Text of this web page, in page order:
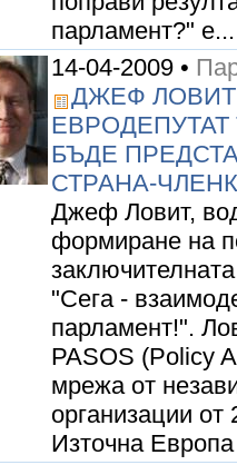
парламент?" е...
14-04-2009 •
ДЖЕФ
БЪДЕ
СТРАНА-
Джеф Ловит,
формиране на
"Сега -
парламент!".
PASOS (Policy
мрежа от
организации
Източна